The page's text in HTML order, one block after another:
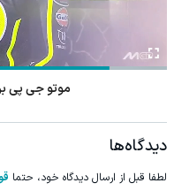
موتو جی پی
دیدگاه‌ها
لطفا قبل از ارسال دیدگاه خود، حتما